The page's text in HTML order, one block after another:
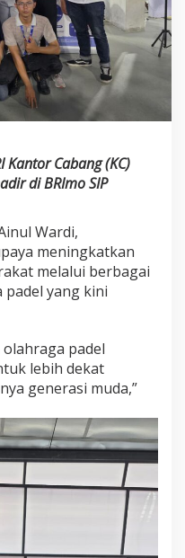
Kantor Cabang (KC)
di BRImo SIP
Wardi,
meningkatkan
melalui berbagai
yang kini
padel
lebih dekat
generasi muda,”